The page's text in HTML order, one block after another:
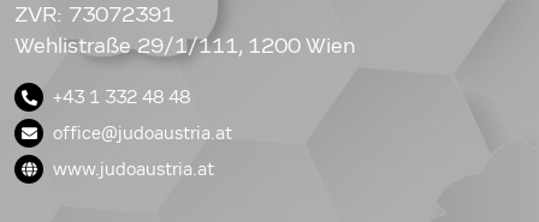
ZVR: 73072391
Wehlistraße 29/1/111, 1200 Wien
+43 1 332 48 48
office@judoaustria.at
www.judoaustria.at